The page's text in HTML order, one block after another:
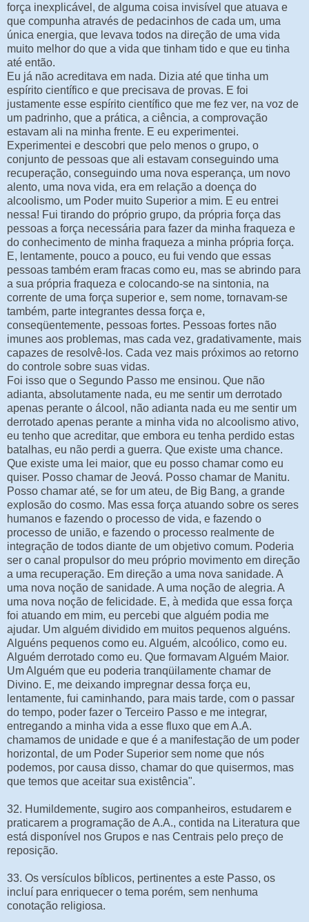
força inexplicável, de alguma coisa invisível que atuava e
que compunha através de pedacinhos de cada um, uma
única energia, que levava todos na direção de uma vida
muito melhor do que a vida que tinham tido e que eu tinha
até então.
Eu já não acreditava em nada. Dizia até que tinha um
espírito científico e que precisava de provas. E foi
justamente esse espírito científico que me fez ver, na voz de
um padrinho, que a prática, a ciência, a comprovação
estavam ali na minha frente. E eu experimentei.
Experimentei e descobri que pelo menos o grupo, o
conjunto de pessoas que ali estavam conseguindo uma
recuperação, conseguindo uma nova esperança, um novo
alento, uma nova vida, era em relação a doença do
alcoolismo, um Poder muito Superior a mim. E eu entrei
nessa! Fui tirando do próprio grupo, da própria força das
pessoas a força necessária para fazer da minha fraqueza e
do conhecimento de minha fraqueza a minha própria força.
E, lentamente, pouco a pouco, eu fui vendo que essas
pessoas também eram fracas como eu, mas se abrindo para
a sua própria fraqueza e colocando-se na sintonia, na
corrente de uma força superior e, sem nome, tornavam-se
também, parte integrantes dessa força e,
conseqüentemente, pessoas fortes. Pessoas fortes não
imunes aos problemas, mas cada vez, gradativamente, mais
capazes de resolvê-los. Cada vez mais próximos ao retorno
do controle sobre suas vidas.
Foi isso que o Segundo Passo me ensinou. Que não
adianta, absolutamente nada, eu me sentir um derrotado
apenas perante o álcool, não adianta nada eu me sentir um
derrotado apenas perante a minha vida no alcoolismo ativo,
eu tenho que acreditar, que embora eu tenha perdido estas
batalhas, eu não perdi a guerra. Que existe uma chance.
Que existe uma lei maior, que eu posso chamar como eu
quiser. Posso chamar de Jeová. Posso chamar de Manitu.
Posso chamar até, se for um ateu, de Big Bang, a grande
explosão do cosmo. Mas essa força atuando sobre os seres
humanos e fazendo o processo de vida, e fazendo o
processo de união, e fazendo o processo realmente de
integração de todos diante de um objetivo comum. Poderia
ser o canal propulsor do meu próprio movimento em direção
a uma recuperação. Em direção a uma nova sanidade. A
uma nova noção de sanidade. A uma noção de alegria. A
uma nova noção de felicidade. E, à medida que essa força
foi atuando em mim, eu percebi que alguém podia me
ajudar. Um alguém dividido em muitos pequenos alguéns.
Alguéns pequenos como eu. Alguém, alcoólico, como eu.
Alguém derrotado como eu. Que formavam Alguém Maior.
Um Alguém que eu poderia tranqüilamente chamar de
Divino. E, me deixando impregnar dessa força eu,
lentamente, fui caminhando, para mais tarde, com o passar
do tempo, poder fazer o Terceiro Passo e me integrar,
entregando a minha vida a esse fluxo que em A.A.
chamamos de unidade e que é a manifestação de um poder
horizontal, de um Poder Superior sem nome que nós
podemos, por causa disso, chamar do que quisermos, mas
que temos que aceitar sua existência".
32. Humildemente, sugiro aos companheiros, estudarem e
praticarem a programação de A.A., contida na Literatura que
está disponível nos Grupos e nas Centrais pelo preço de
reposição.
33. Os versículos bíblicos, pertinentes a este Passo, os
incluí para enriquecer o tema porém, sem nenhuma
conotação religiosa.